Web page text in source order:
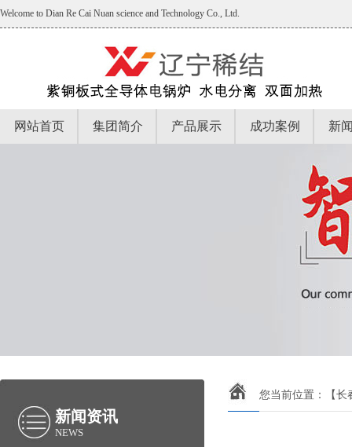
Welcome to Dian Re Cai Nuan science and Technology Co., Ltd.
网站首页 集团简介 产品展示 成功案例 新
新闻资讯
NEWS
您当前位置： 【